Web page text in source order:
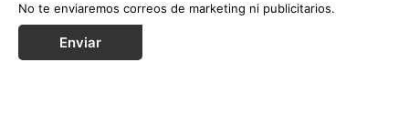
No te enviaremos correos de marketing ni publicitarios.
Enviar